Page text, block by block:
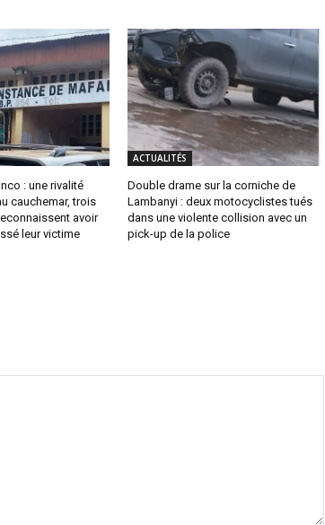
: une rivalité
cauchemar, trois
avoir
leur victime
ACTUALITÉS
Double drame sur la corniche de
Lambanyi : deux motocyclistes tués
dans une violente collision avec un
pick-up de la police